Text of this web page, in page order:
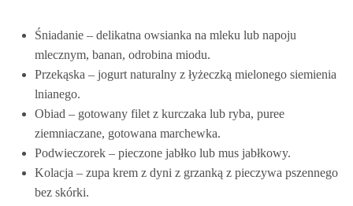
Śniadanie – delikatna owsianka na mleku lub napoju
mlecznym, banan, odrobina miodu.
Przekąska – jogurt naturalny z łyżeczką mielonego siemienia
lnianego.
Obiad – gotowany filet z kurczaka lub ryba, puree
ziemniaczane, gotowana marchewka.
Podwieczorek – pieczone jabłko lub mus jabłkowy.
Kolacja – zupa krem z dyni z grzanką z pieczywa pszennego
bez skórki.